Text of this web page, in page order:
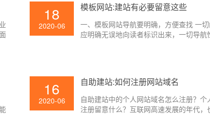
18
2020-06
模板网站:建站有必要留意这些
一、模板网站导航要明确，方便查找 一
应明确无误地向读者标识出来，一切导航
你想要特别一点，链接的文本就要想着以
以突出，比方说加粗体、加字号、两边
者兼用。总归，文本链接必定要和页面的
所区别，给读者清楚的导向。
16
2020-06
自助建站:如何注册网站域名
自助建站中的个人网站域名怎么注册？个
注册留意什么？互联网高速发展的年代，